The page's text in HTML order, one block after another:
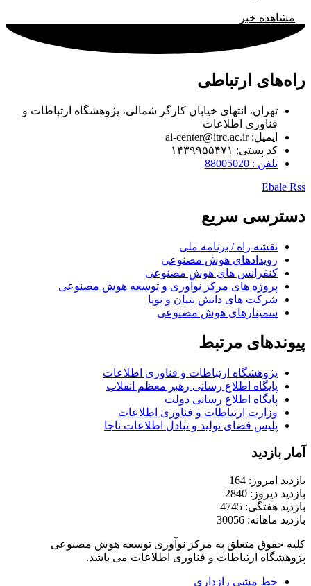
مشاهده خبر
راه‌های ارتباطی
تهران، انتهای خیابان کارگر شمالی، پژوهشگاه ارتباطات و
فناوری اطلاعات
ایمیل: ai-center@itrc.ac.ir
کد پستی: ۱۴۳۹۹۵۵۴۷۱
تلفن : 88005020
Ebale Rss
دسترسی سریع
نقشه راه / برنامه ملی
رویدادهای هوش مصنوعی
کنفرانس های هوش مصنوعی
پروژه های مرکز نوآوری و توسعه هوش مصنوعی
شرکت های دانش بنیان و نوپا
سمینارهای هوش مصنوعی
پیوندهای مرتبط
پژوهشگاه ارتباطات و فناوری اطلاعات
پایگاه اطلاع رسانی رهبر معظم انقلاب
پایگاه اطلاع رسانی دولت
وزارت ارتباطات و فناوری اطلاعات
پلیس فضای تولید و تبادل اطلاعات ناجا
آمار بازدید
بازدید امروز: 164
بازدید دیروز: 2840
بازدید هفتگی: 4745
بازدید ماهانه: 30056
کلیه حقوق متعلق به مرکز نوآوری توسعه هوش مصنوعی
پژوهشگاه ارتباطات و فناوری اطلاعات می باشد.
خط مشی رازداری